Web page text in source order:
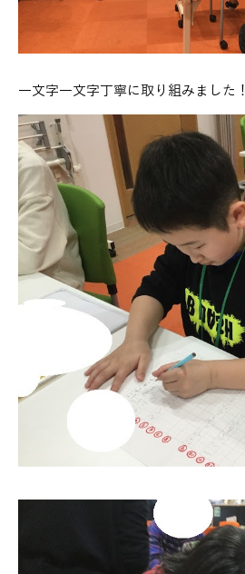
一文字一文字丁寧に取り組みました！